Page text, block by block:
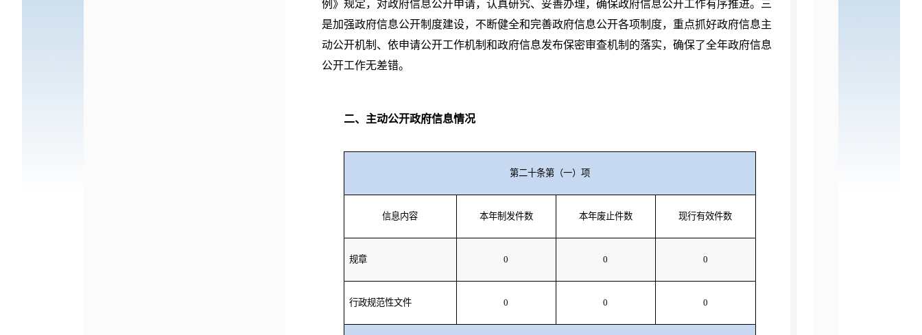
例》规定，对政府信息公开申请，认真研究、妥善办理，确保政府信息公开工作有序推进。三
是加强政府信息公开制度建设，不断健全和完善政府信息公开各项制度，重点抓好政府信息主
动公开机制、依申请公开工作机制和政府信息发布保密审查机制的落实，确保了全年政府信息
公开工作无差错。
二、主动公开政府信息情况
第二十条第（一）项
信息内容 本年制发件数 本年废止件数 现行有效件数
规章 0 0 0
行政规范性文件 0 0 0